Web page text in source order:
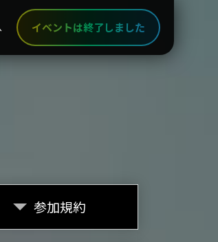
イベントは終了しました
参加規約